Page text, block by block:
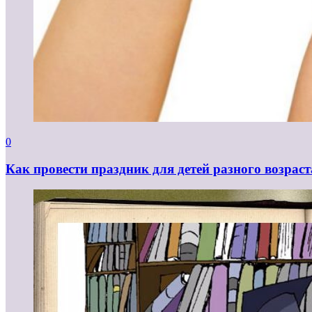
0
Как провести праздник для детей разного